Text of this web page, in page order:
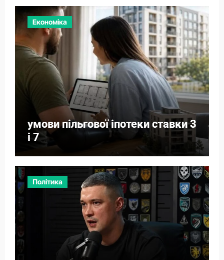
Економіка
умови пільгової іпотеки ставки 3
і 7
Політика